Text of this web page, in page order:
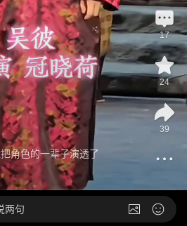
角色的一辈子演透了
17
24
39
两句